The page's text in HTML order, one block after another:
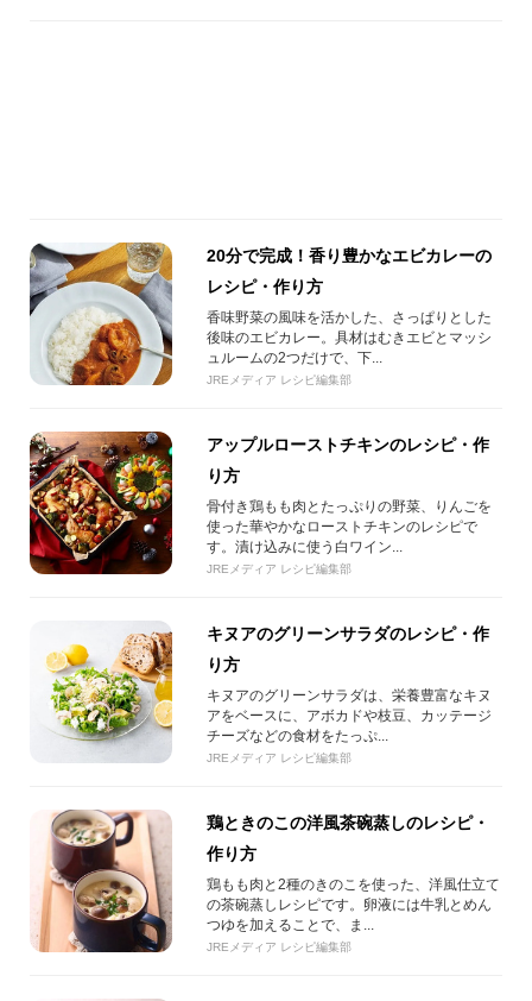
20分で完成！香り豊かなエビカレーの
レシピ・作り方
香味野菜の風味を活かした、さっぱりとした
後味のエビカレー。具材はむきエビとマッシ
ュルームの2つだけで、下...
JREメディア レシピ編集部
アップルローストチキンのレシピ・作
り方
骨付き鶏もも肉とたっぷりの野菜、りんごを
使った華やかなローストチキンのレシピで
す。漬け込みに使う白ワイン...
JREメディア レシピ編集部
キヌアのグリーンサラダのレシピ・作
り方
キヌアのグリーンサラダは、栄養豊富なキヌ
アをベースに、アボカドや枝豆、カッテージ
チーズなどの食材をたっぷ...
JREメディア レシピ編集部
鶏ときのこの洋風茶碗蒸しのレシピ・
作り方
鶏もも肉と2種のきのこを使った、洋風仕立て
の茶碗蒸しレシピです。卵液には牛乳とめん
つゆを加えることで、ま...
JREメディア レシピ編集部